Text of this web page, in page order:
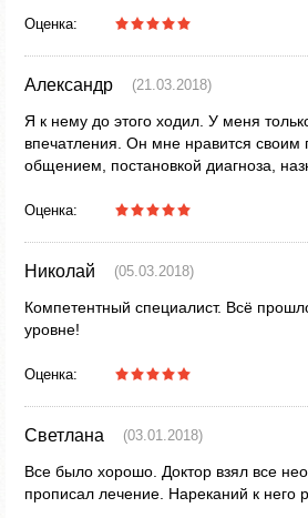
Оценка:
Александр (21.03.2018)
Я к нему до этого ходил. У меня
впечатления. Он мне нравится своим
общением, постановкой диагноза,
Оценка:
Николай (05.03.2018)
Компетентный специалист. Всё
уровне!
Оценка:
Светлана (03.01.2018)
Все было хорошо. Доктор взял все
прописал лечение. Нареканий к него